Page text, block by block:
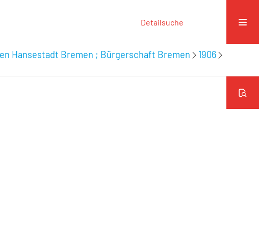
Detailsuche
Hansestadt Bremen ; Bürgerschaft Bremen
1906